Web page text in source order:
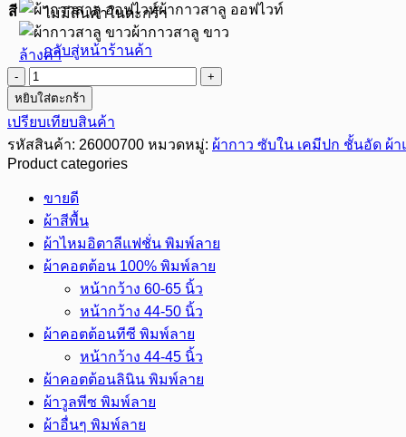
ไม่มีสินค้าในตะกร้า
กลับสู่หน้าร้านค้า
สี
ผ้ากาวสาลู ออฟไวท์
ผ้ากาวสาลู ขาว
ล้างค่า
จำนวน
ผ้า
กาว
สาลู
(หรือ
ซับใน
กาว/
หน้า
นิ้ว
ชิ้น
หยิบใส่ตะกร้า
เปรียบเทียบสินค้า
รหัสสินค้า: 26000700 หมวดหมู่: ผ้ากาว ซับใน เคมีปก ชั้นอัด ผ้า
Product categories
ขายดี
ผ้าสีพื้น
ผ้าไหมอิตาลีแฟชั่น พิมพ์ลาย
ผ้าคอตต้อน 100% พิมพ์ลาย
หน้ากว้าง 60-65 นิ้ว
หน้ากว้าง 44-50 นิ้ว
ผ้าคอตต้อนทีซี พิมพ์ลาย
หน้ากว้าง 44-45 นิ้ว
ผ้าคอตต้อนลินิน พิมพ์ลาย
ผ้าวูลพีซ พิมพ์ลาย
ผ้าอื่นๆ พิมพ์ลาย